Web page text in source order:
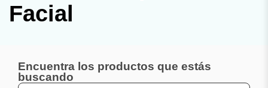
Facial
Encuentra los productos que estás
buscando